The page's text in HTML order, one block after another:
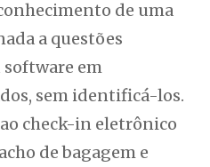
de uma
a questões
em
sem identificá-los.
check-in eletrônico
de bagagem e